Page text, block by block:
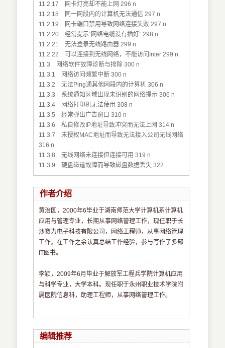
11.2.17 网卡灯亮却不能上网 296 n
11.2.18 同一网段内的计算机无法通信 297 n
11.2.19 网卡端口禁用导致网络连接失败 297 n
11.2.20 经常提示“网络电缆没有插好” 298 n
11.2.21 无法登录无线路由器 299 n
11.2.22 可以连接到无线网络，不能访问Inter 299 n
11.3 网络软件故障诊断与排除 300 n
11.3.1 网络访问频繁中断 300 n
11.3.2 无法Ping通其他网段内的计算机 306 n
11.3.3 系统通知区域出现未识别的网络提示 306 n
11.3.4 网络打印机无法使用 308 n
11.3.5 经常弹出广告窗口 310 n
11.3.6 私自修改IP地址导致冲突而无法上网 314 n
11.3.7 未授权MAC地址而导致无法接入公司无线网络
316 n
11.3.8 无线网络未连接但连接可用 319 n
11.3.9 硬盘磁道故障而导致磁盘数据丢失 322
作者介绍
黄治国，2000年6毕业于湖南师范大学计算机系计算机
应用与管理专业，长期从事网络管理工作，现任职于长
沙赛力电子科技有限公司，网络工程师，从事网络管理
工作。在工作之余认真总结工作经验，参与写作了多部
IT图书。
李颖，2009年6月毕业于解放军工程兵学院计算机应用
与科学专业，大学本科。现任职于永州职业技术学院附
属医院信息科，助理工程师，从事网络管理工作。
编辑推荐